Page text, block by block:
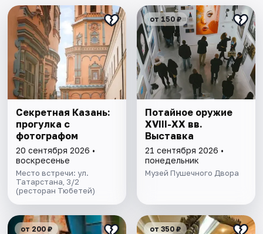
Секретная Казань:
прогулка с
фотографом
20 сентября 2026 •
воскресенье
Место встречи: ул.
Татарстана, 3/2
(ресторан Тюбетей)
от 150 ₽
Потайное оружие
XVIII-XX вв.
Выставка
21 сентября 2026 •
понедельник
Музей Пушечного Двора
от 200 ₽ от 350 ₽